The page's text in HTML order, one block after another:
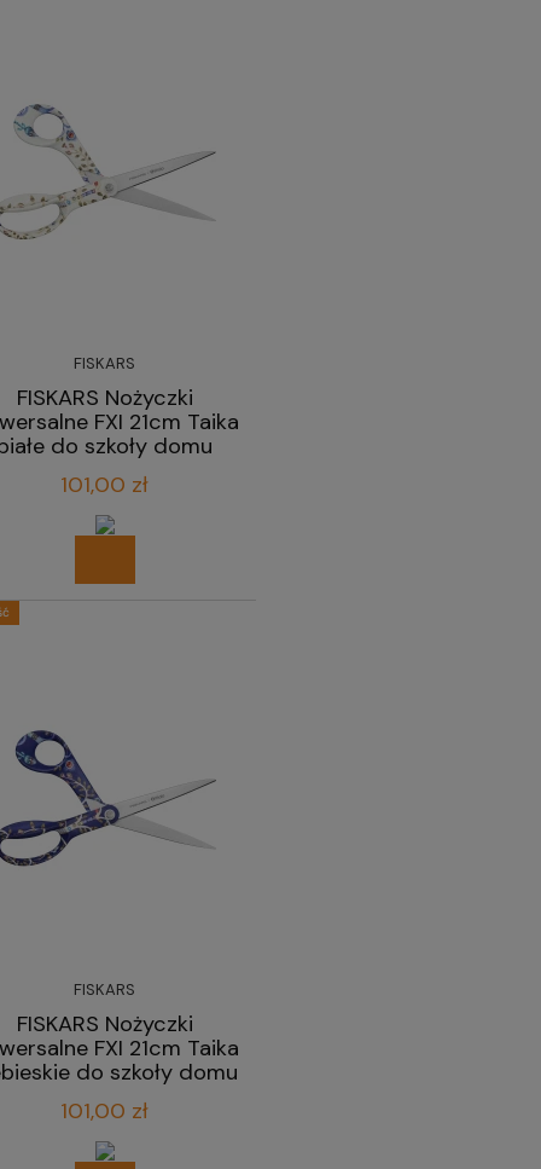
FISKARS
FISKARS Nożyczki
FXI 21cm Taika
do szkoły domu
101,00 zł
FISKARS
FISKARS Nożyczki
FXI 21cm Taika
do szkoły domu
101,00 zł